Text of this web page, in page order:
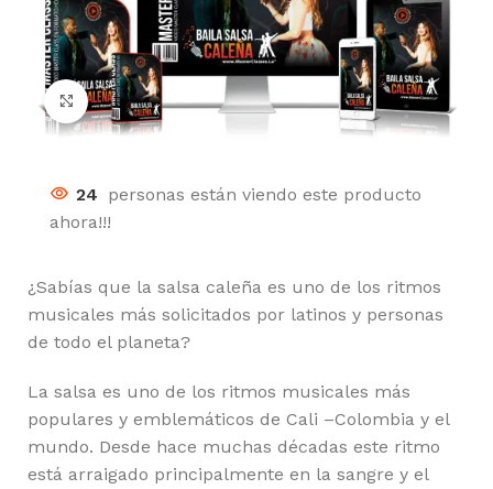
Click to enlarge
24 personas están viendo este producto
ahora!!!
¿Sabías que la salsa caleña es uno de los ritmos
musicales más solicitados por latinos y personas
de todo el planeta?
La salsa es uno de los ritmos musicales más
populares y emblemáticos de Cali –Colombia y el
mundo. Desde hace muchas décadas este ritmo
está arraigado principalmente en la sangre y el